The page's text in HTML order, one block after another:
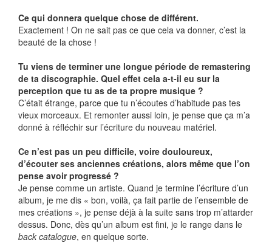
Ce qui donnera quelque chose de différent.
Exactement ! On ne sait pas ce que cela va donner, c’est la
beauté de la chose !
Tu viens de terminer une longue période de remastering
de ta discographie. Quel effet cela a-t-il eu sur la
perception que tu as de ta propre musique ?
C’était étrange, parce que tu n’écoutes d’habitude pas tes
vieux morceaux. Et remonter aussi loin, je pense que ça m’a
donné à réfléchir sur l’écriture du nouveau matériel.
Ce n’est pas un peu difficile, voire douloureux,
d’écouter ses anciennes créations, alors même que l’on
pense avoir progressé ?
Je pense comme un artiste. Quand je termine l’écriture d’un
album, je me dis « bon, voilà, ça fait partie de l’ensemble de
mes créations », je pense déjà à la suite sans trop m’attarder
dessus. Donc, dès qu’un album est fini, je le range dans le
back catalogue, en quelque sorte.